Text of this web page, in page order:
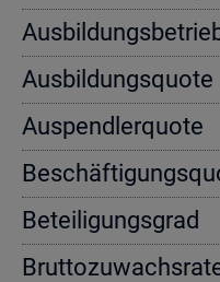
Aus­bil­dungs­quo­te
Aus­pend­ler­quo­te
Be­tei­li­gungs­grad